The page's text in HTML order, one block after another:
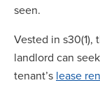
seen.
Vested in
landlord can
tenant’s lease